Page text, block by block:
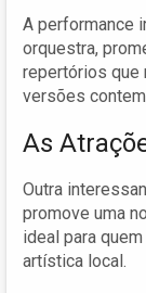
A performance
orquestra,
repertórios que
versões
As
Outra
promove uma
ideal para
artística local.